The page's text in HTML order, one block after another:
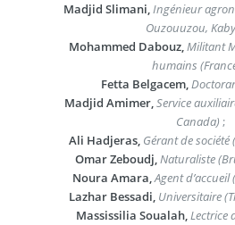
Madjid Slimani,Ingénieur
Ouzouuzou,
Mohammed Dabouz,Militant
humains
Fetta Belgacem,
Madjid Amimer,Service
Canada) ;
Ali Hadjeras, Gérant de société
Omar Zeboudj,Naturaliste
Noura Amara,Agent d’accueil
Lazhar Bessadi, Universitaire
Massissilia Soualah,Lectrice